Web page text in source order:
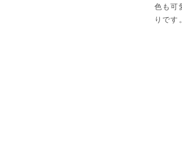
色も可
りです。